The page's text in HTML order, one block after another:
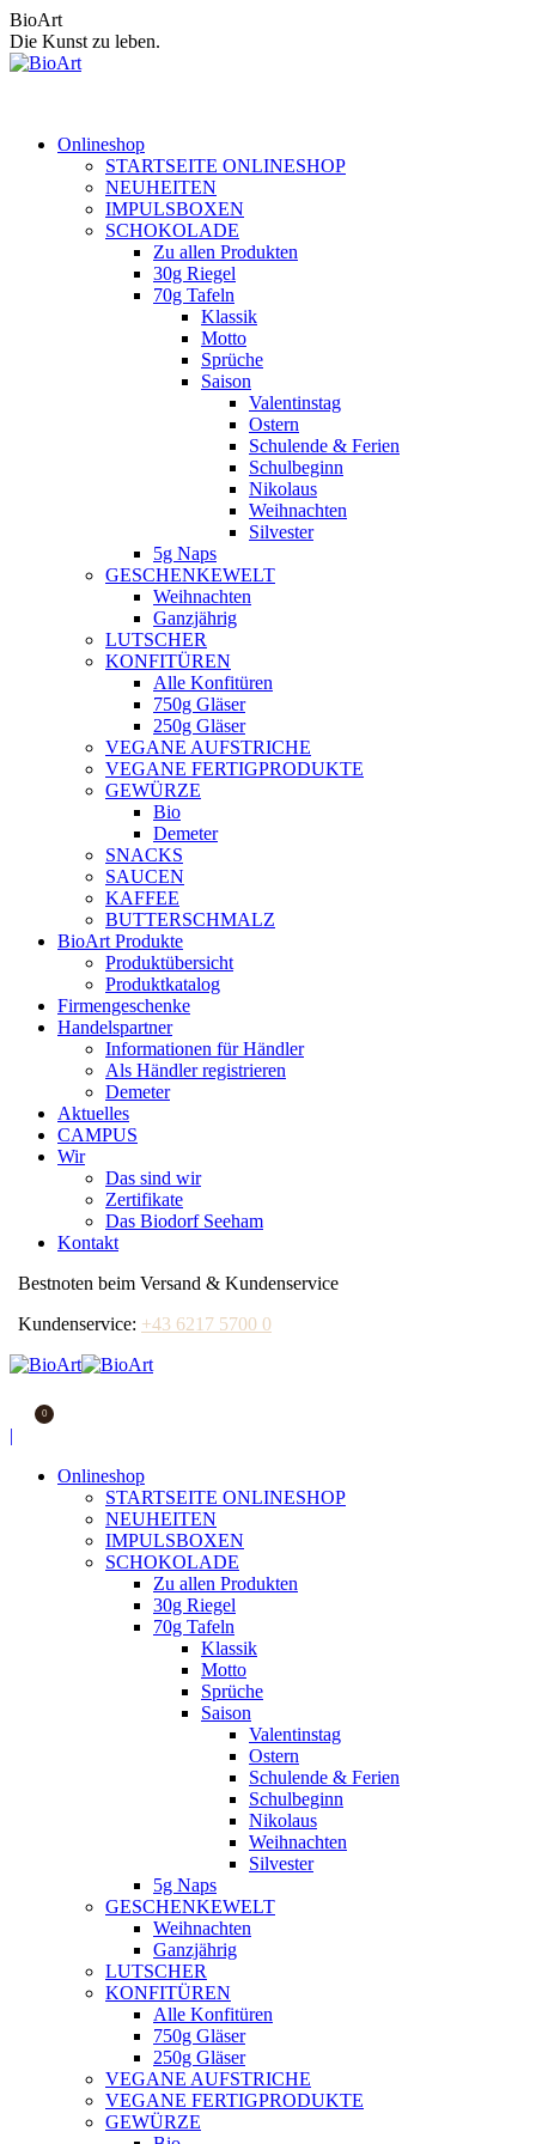
Zum
Inhalt
springen
BioArt
Die Kunst zu leben.
Onlineshop
STARTSEITE ONLINESHOP
NEUHEITEN
IMPULSBOXEN
SCHOKOLADE
Zu allen Produkten
30g Riegel
70g Tafeln
Klassik
Motto
Sprüche
Saison
Valentinstag
Ostern
Schulende & Ferien
Schulbeginn
Nikolaus
Weihnachten
Silvester
5g Naps
GESCHENKEWELT
Weihnachten
Ganzjährig
LUTSCHER
KONFITÜREN
Alle Konfitüren
750g Gläser
250g Gläser
VEGANE AUFSTRICHE
VEGANE FERTIGPRODUKTE
GEWÜRZE
Bio
Demeter
SNACKS
SAUCEN
KAFFEE
BUTTERSCHMALZ
BioArt Produkte
Produktübersicht
Produktkatalog
Firmengeschenke
Handelspartner
Informationen für Händler
Als Händler registrieren
Demeter
Aktuelles
CAMPUS
Wir
Das sind wir
Zertifikate
Das Biodorf Seeham
Kontakt
Bestnoten beim Versand & Kundenservice
Kundenservice: +43 6217 5700 0
0
opens
|
Onlineshop
STARTSEITE ONLINESHOP
NEUHEITEN
IMPULSBOXEN
SCHOKOLADE
Zu allen Produkten
30g Riegel
70g Tafeln
Klassik
Motto
Sprüche
Saison
Valentinstag
Ostern
Schulende & Ferien
Schulbeginn
Nikolaus
Weihnachten
Silvester
5g Naps
GESCHENKEWELT
Weihnachten
Ganzjährig
LUTSCHER
KONFITÜREN
Alle Konfitüren
750g Gläser
250g Gläser
VEGANE AUFSTRICHE
VEGANE FERTIGPRODUKTE
GEWÜRZE